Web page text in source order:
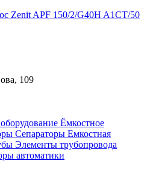
Zenit APF 150/2/G40H A1CT/50
109
Ёмкостное
Сепараторы Емкостная
Элементы трубопровода
автоматики